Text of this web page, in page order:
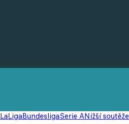
LaLigaBundesligaSerie ANižší soutěže